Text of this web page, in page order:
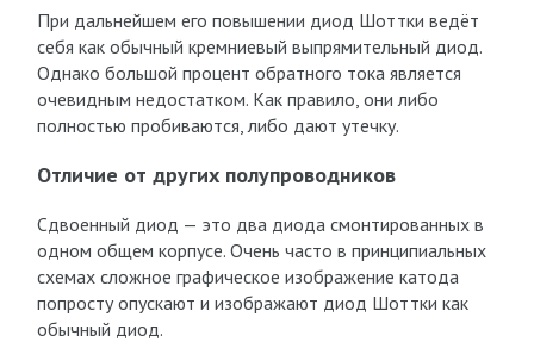
При дальнейшем его повышении диод Шоттки ведёт
себя как обычный кремниевый выпрямительный диод.
Однако большой процент обратного тока является
очевидным недостатком. Как правило, они либо
полностью пробиваются, либо дают утечку.
Отличие от других полупроводников
Сдвоенный диод — это два диода смонтированных в
одном общем корпусе. Очень часто в принципиальных
схемах сложное графическое изображение катода
попросту опускают и изображают диод Шоттки как
обычный диод.